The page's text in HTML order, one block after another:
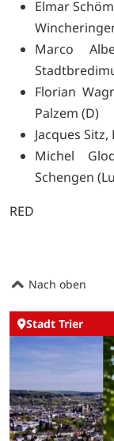
Elmar
Marco
Florian
Palzem (D)
Jacques
Michel
Schengen
RED
Nach oben
Stadt Trier